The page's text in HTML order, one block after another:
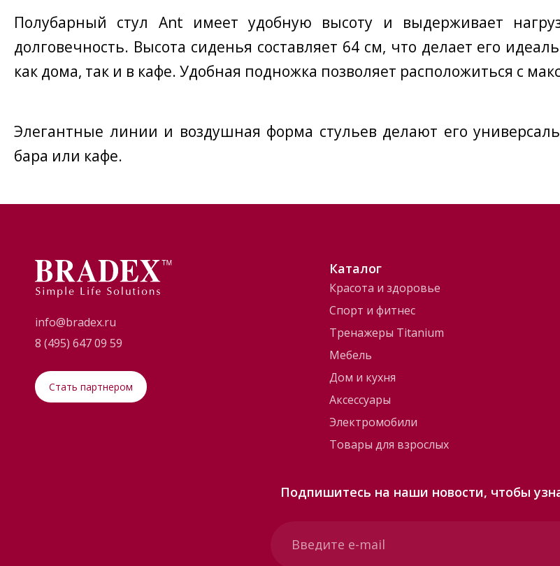
Полубарный стул Ant имеет удобную высоту и выдерживает
долговечность. Высота сиденья составляет 64 см, что делает его
как дома, так и в кафе. Удобная подножка позволяет расположиться с
Элегантные линии и воздушная форма стульев делают его
бара или кафе.
info@bradex.ru
8 (495) 647 09 59
Стать партнером
Каталог
Красота и здоровье
Спорт и фитнес
Тренажеры Titanium
Мебель
Дом и кухня
Аксессуары
Электромобили
Товары для взрослых
Подпишитесь на наши новости, чтобы